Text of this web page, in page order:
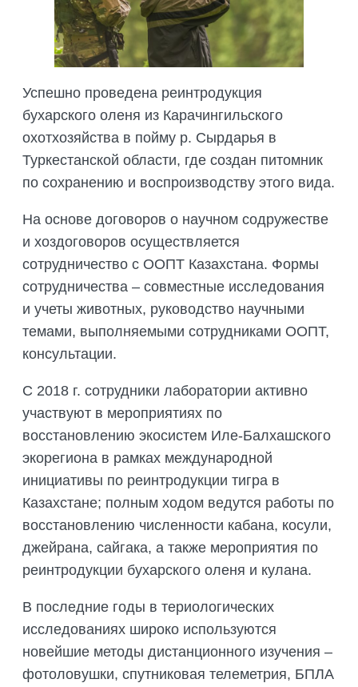
Успешно проведена реинтродукция
бухарского оленя из Карачингильского
охотхозяйства в пойму р. Сырдарья в
Туркестанской области, где создан питомник
по сохранению и воспроизводству этого вида.
На основе договоров о научном содружестве
и хоздоговоров осуществляется
сотрудничество с ООПТ Казахстана. Формы
сотрудничества – совместные исследования
и учеты животных, руководство научными
темами, выполняемыми сотрудниками ООПТ,
консультации.
С 2018 г. сотрудники лаборатории активно
участвуют в мероприятиях по
восстановлению экосистем Иле-Балхашского
экорегиона в рамках международной
инициативы по реинтродукции тигра в
Казахстане; полным ходом ведутся работы по
восстановлению численности кабана, косули,
джейрана, сайгака, а также мероприятия по
реинтродукции бухарского оленя и кулана.
В последние годы в териологических
исследованиях широко используются
новейшие методы дистанционного изучения –
фотоловушки, спутниковая телеметрия, БПЛА